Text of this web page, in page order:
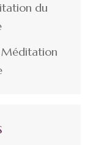
du
Méditation